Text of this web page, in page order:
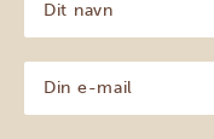
navn
(Påkrævet)
mail